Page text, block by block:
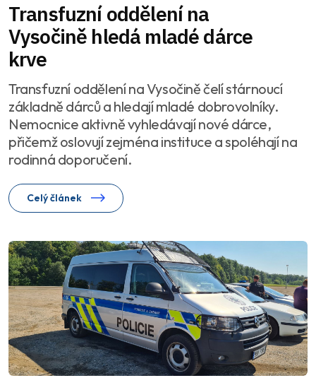
Transfuzní oddělení na
Vysočině hledá mladé dárce
krve
Transfuzní oddělení na Vysočině čelí stárnoucí
základně dárců a hledají mladé dobrovolníky.
Nemocnice aktivně vyhledávají nové dárce,
přičemž oslovují zejména instituce a spoléhají na
rodinná doporučení.
Celý článek